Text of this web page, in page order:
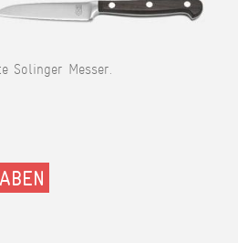
Solinger Messer.